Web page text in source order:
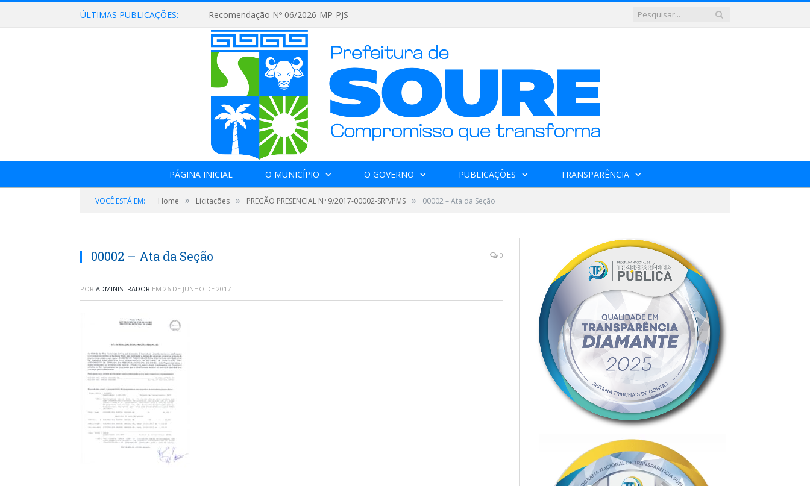
ÚLTIMAS PUBLICAÇÕES: Recomendação Nº 06/2026-MP-PJS
PÁGINA INICIAL O MUNICÍPIO O GOVERNO PUBLICAÇÕES TRANSPARÊNCIA
VOCÊ ESTÁ EM: Home » Licitações » PREGÃO PRESENCIAL Nº 9/2017-00002-SRP/PMS » 00002 – Ata da Seção
00002 – Ata da Seção 0
POR ADMINISTRADOR EM 26 DE JUNHO DE 2017